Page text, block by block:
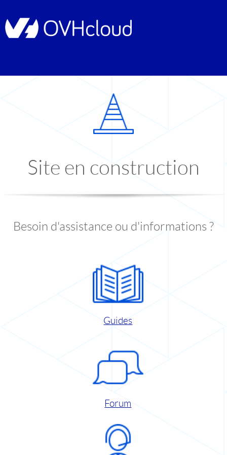
Site en construction
Besoin d'assistance ou d'informations ?
Guides
Forum